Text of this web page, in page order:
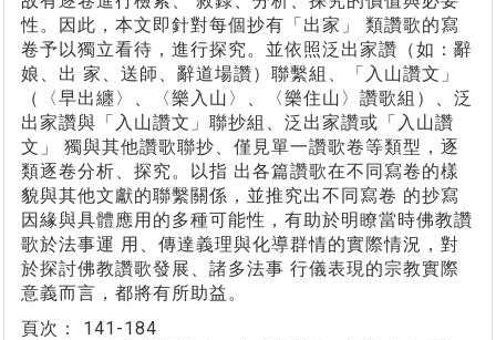
性。因此，本文即針對每個抄有「出家」 類讚歌的寫
卷予以獨立看待，進行探究。並依照泛出家讚（如：辭
娘、出 家、送師、辭道場讚）聯繫組、「入山讚文」
（〈早出纏〉、〈樂入山〉、〈樂住山〉讚歌組）、泛
出家讚與「入山讚文」聯抄組、泛出家讚或「入山讚
文」 獨與其他讚歌聯抄、僅見單一讚歌卷等類型，逐
類逐卷分析、探究。以指 出各篇讚歌在不同寫卷的樣
貌與其他文獻的聯繫關係，並推究出不同寫卷 的抄寫
因緣與具體應用的多種可能性，有助於明瞭當時佛教讚
歌於法事運 用、傳達義理與化導群情的實際情況，對
於探討佛教讚歌發展、諸多法事 行儀表現的宗教實際
意義而言，都將有所助益。
頁次： 141-184